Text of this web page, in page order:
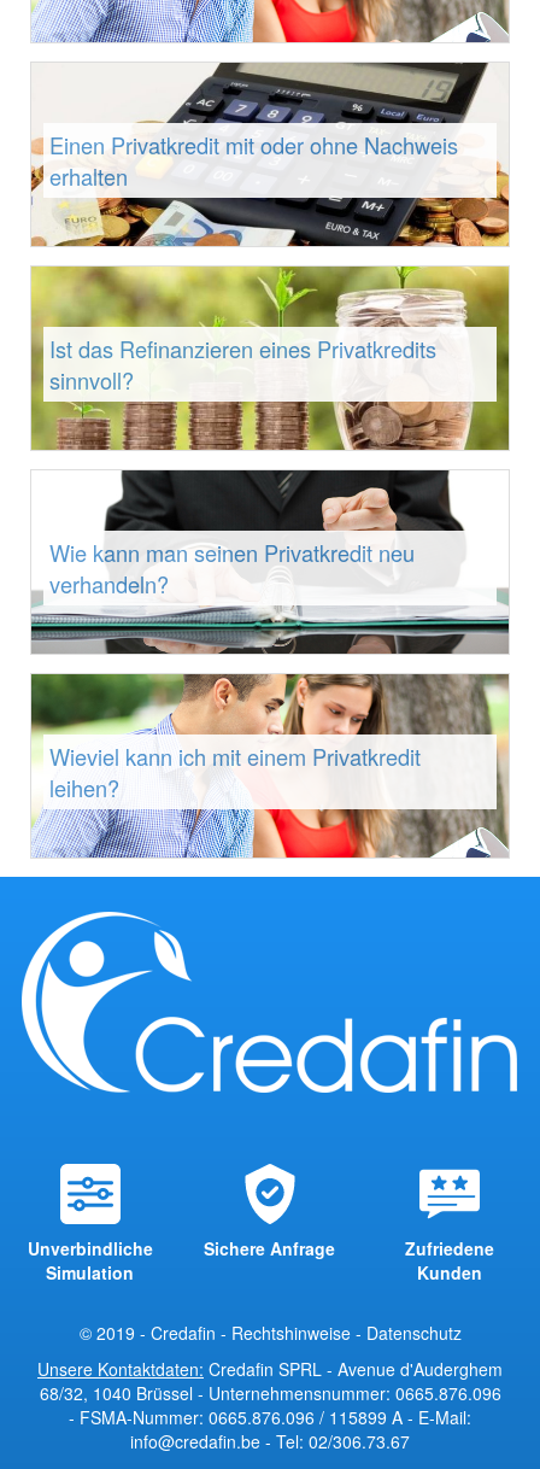
Einen Privatkredit mit oder ohne Nachweis
erhalten
Ist das Refinanzieren eines Privatkredits
sinnvoll?
Wie kann man seinen Privatkredit neu
verhandeln?
Wieviel kann ich mit einem Privatkredit
leihen?
Unverbindliche
Simulation
Sichere Anfrage
Zufriedene
Kunden
© 2019 - Credafin - Rechtshinweise- Datenschutz
Unsere Kontaktdaten: Credafin SPRL - Avenue d'Auderghem
68/32, 1040 Brüssel - Unternehmensnummer: 0665.876.096
- FSMA-Nummer: 0665.876.096 / 115899 A - E-Mail:
info@credafin.be - Tel: 02/306.73.67